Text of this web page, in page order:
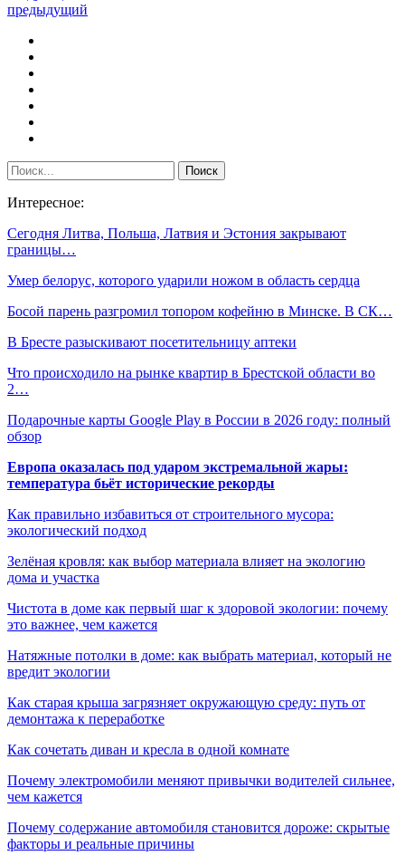
предыдущий
Интересное:
Сегодня Литва, Польша, Латвия и Эстония закрывают
границы…
Умер белорус, которого ударили ножом в область сердца
Босой парень разгромил топором кофейню в Минске. В СК…
В Бресте разыскивают посетительницу аптеки
Что происходило на рынке квартир в Брестской области во
2…
Подарочные карты Google Play в России в 2026 году: полный
обзор
Европа оказалась под ударом экстремальной жары:
температура бьёт исторические рекорды
Как правильно избавиться от строительного мусора:
экологический подход
Зелёная кровля: как выбор материала влияет на экологию
дома и участка
Чистота в доме как первый шаг к здоровой экологии: почему
это важнее, чем кажется
Натяжные потолки в доме: как выбрать материал, который не
вредит экологии
Как старая крыша загрязняет окружающую среду: путь от
демонтажа к переработке
Как сочетать диван и кресла в одной комнате
Почему электромобили меняют привычки водителей сильнее,
чем кажется
Почему содержание автомобиля становится дороже: скрытые
факторы и реальные причины